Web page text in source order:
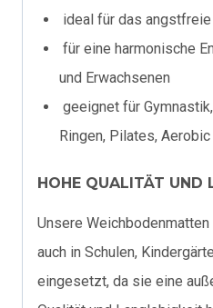
ideal für das
für eine harmonische
und Erwachsenen
geeignet für
Ringen, Pilates, Aerobic
HOHE QUALITÄT UND
Unsere
auch in Schulen,
eingesetzt, da sie eine